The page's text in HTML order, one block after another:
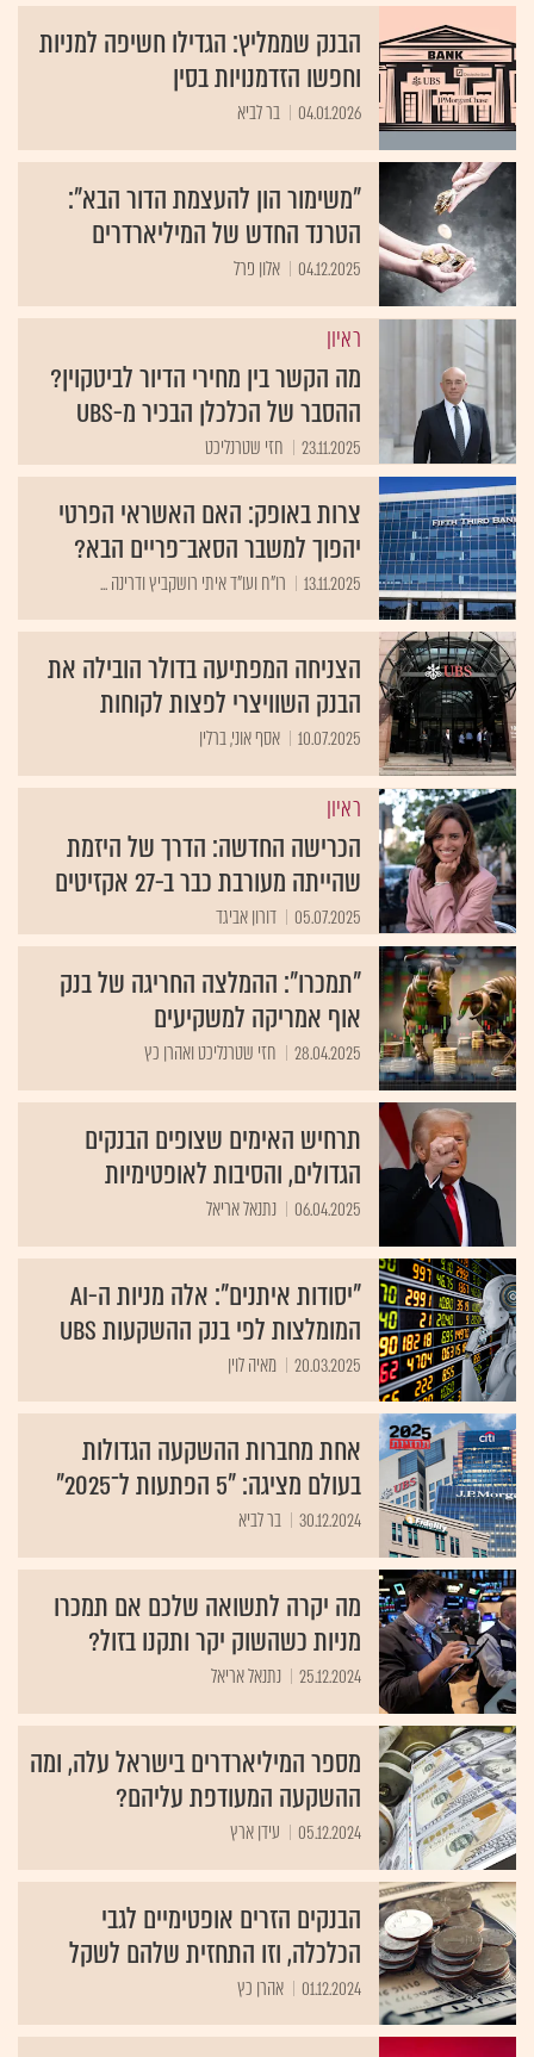
הבנק שממליץ: הגדילו חשיפה למניות
וחפשו הזדמנויות בסין
04.01.2026 בר לביא
"משימור הון להעצמת הדור הבא":
הטרנד החדש של המיליארדרים
04.12.2025 אלון פרל
ראיון
מה הקשר בין מחירי הדיור לביטקוין?
ההסבר של הכלכלן הבכיר מ-UBS
23.11.2025 חזי שטרנליכט
צרות באופק: האם האשראי הפרטי
יהפוך למשבר הסאב־פריים הבא?
13.11.2025 רו"ח ועו"ד איתי רושקביץ ודרינה ...
הצניחה המפתיעה בדולר הובילה את
הבנק השוויצרי לפצות לקוחות
10.07.2025 אסף אוני, ברלין
ראיון
הכרישה החדשה: הדרך של היזמת
שהייתה מעורבת כבר ב-27 אקזיטים
05.07.2025 דורון אביגד
"תמכרו": ההמלצה החריגה של בנק
אוף אמריקה למשקיעים
28.04.2025 חזי שטרנליכט ואהרן כץ
תרחיש האימים שצופים הבנקים
הגדולים, והסיבות לאופטימיות
06.04.2025 נתנאל אריאל
"יסודות איתנים": אלה מניות ה-AI
המומלצות לפי בנק ההשקעות UBS
20.03.2025 מאיה לוין
אחת מחברות ההשקעה הגדולות
בעולם מציגה: "5 הפתעות ל־‏2025"
30.12.2024 בר לביא
מה יקרה לתשואה שלכם אם תמכרו
מניות כשהשוק יקר ותקנו בזול?
25.12.2024 נתנאל אריאל
מספר המיליארדרים בישראל עלה, ומה
ההשקעה המעודפת עליהם?
05.12.2024 עידן ארץ
הבנקים הזרים אופטימיים לגבי
הכלכלה, וזו התחזית שלהם לשקל
01.12.2024 אהרן כץ